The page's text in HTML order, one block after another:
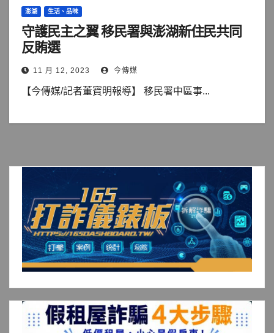
澎湖 生活、品味
守護民主之翼 移民署與澎湖新住民共同
反賄選
11 月 12, 2023 今傳媒
【今傳媒/記者董寶明報導】 移民署中區事...